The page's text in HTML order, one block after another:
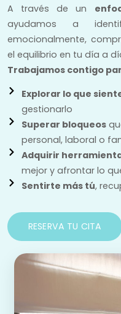
A través de un
ayudamos a
emocionalmente,
el equilibrio en tu día a
Trabajamos contigo
Explorar lo que
gestionarlo
Superar bloqueos
personal, laboral o
Adquirir
mejor y afrontar lo
Sentirte más tú,
RESERVA TU CITA